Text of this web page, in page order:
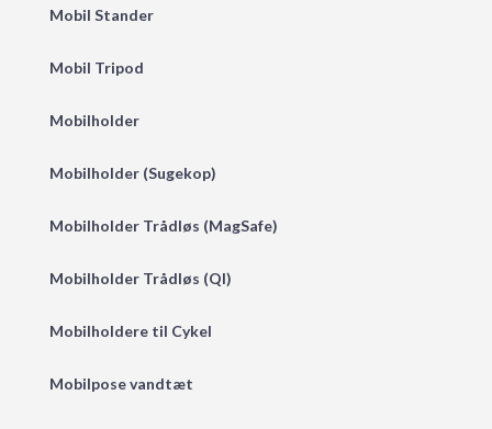
Mobil Stander
Mobil Tripod
Mobilholder
Mobilholder (Sugekop)
Mobilholder Trådløs (MagSafe)
Mobilholder Trådløs (QI)
Mobilholdere til Cykel
Mobilpose vandtæt